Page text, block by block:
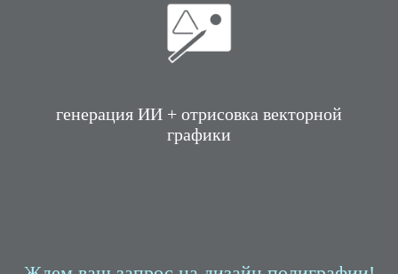
генерация ИИ + отрисовка векторной
графики